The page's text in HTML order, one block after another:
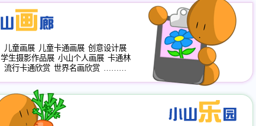
儿童画展 儿童卡通画展 创意设计展
学生摄影作品展 小山个人画展 卡通林
流行卡通欣赏 世界名画欣赏 ………